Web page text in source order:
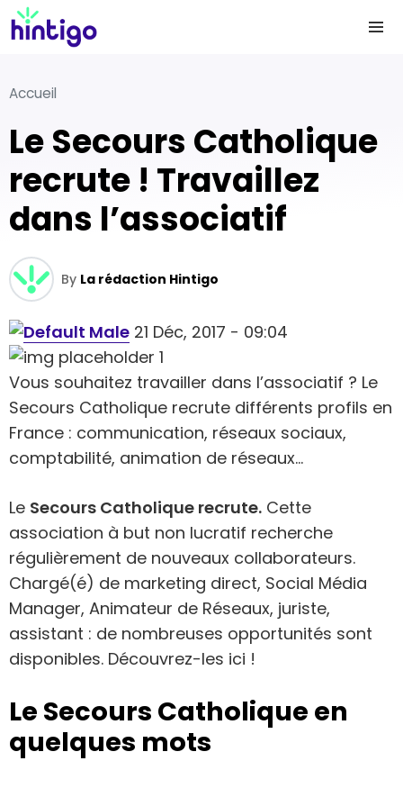
Accueil
Le Secours Catholique
recrute ! Travaillez
dans l’associatif
By La rédaction Hintigo
21 Déc, 2017 - 09:04
Vous souhaitez travailler dans l’associatif ? Le
Secours Catholique recrute différents profils en
France : communication, réseaux sociaux,
comptabilité, animation de réseaux…
Le Secours Catholique recrute. Cette
association à but non lucratif recherche
régulièrement de nouveaux collaborateurs.
Chargé(é) de marketing direct, Social Média
Manager, Animateur de Réseaux, juriste,
assistant : de nombreuses opportunités sont
disponibles. Découvrez-les ici !
Le Secours Catholique en
quelques mots